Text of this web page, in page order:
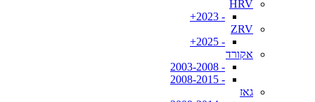
HRV
- 2023+
ZRV
- 2025+
אקורד
- 2003-2008
- 2008-2015
גאז